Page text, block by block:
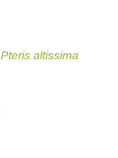
Pteris altissima